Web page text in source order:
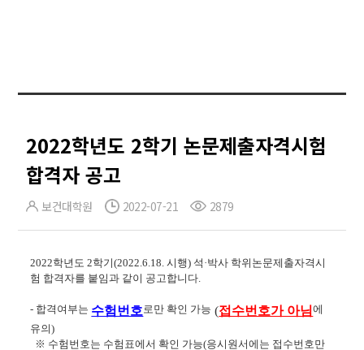
2022학년도 2학기 논문제출자격시험
합격자 공고
보건대학원 2022-07-21 2879
2022학년도 2학기(2022.6.18. 시행) 석·박사 학위논문제출자격시
험 합격자를 붙임과 같이 공고합니다.
- 합격여부는 수험번호로만 확인 가능 (접수번호가 아님에
유의)
※ 수험번호는 수험표에서 확인 가능(응시원서에는 접수번호만